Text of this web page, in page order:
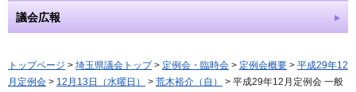
議会広報
トップページ > 埼玉県議会トップ> 定例会・臨時会 > 定例会概要 > 平成29年12
月定例会 > 12月13日（水曜日） > 荒木裕介（自）
> 平成29年12月定例会 一般